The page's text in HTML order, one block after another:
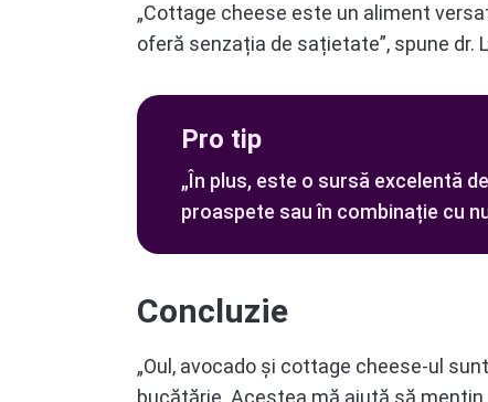
„Cottage cheese este un aliment
oferă senzația de sațietate”, spune dr.
Pro tip
„În plus, este o sursă excelentă de
proaspete sau în combinație cu
Concluzie
„Oul, avocado și cottage cheese-ul
bucătărie. Acestea mă ajută să